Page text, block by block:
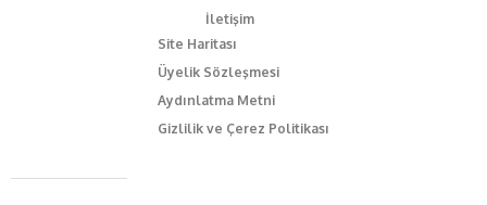
İletişim
Site Haritası
Üyelik Sözleşmesi
Aydınlatma Metni
Gizlilik ve Çerez Politikası
Caferağa Mah. Dr. Şakir Paşa Sok. No3/A Kadıköy İstanbul